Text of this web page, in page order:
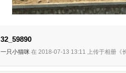
32_59890
一只小猫咪 在 2018-07-13 13:11 上传于相册《